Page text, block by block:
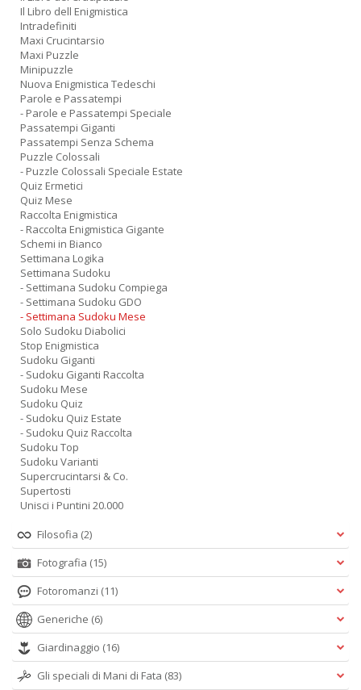
Il Libro dell Enigmistica
Intradefiniti
Maxi Crucintarsio
Maxi Puzzle
Minipuzzle
Nuova Enigmistica Tedeschi
Parole e Passatempi
- Parole e Passatempi Speciale
Passatempi Giganti
Passatempi Senza Schema
Puzzle Colossali
- Puzzle Colossali Speciale Estate
Quiz Ermetici
Quiz Mese
Raccolta Enigmistica
- Raccolta Enigmistica Gigante
Schemi in Bianco
Settimana Logika
Settimana Sudoku
- Settimana Sudoku Compiega
- Settimana Sudoku GDO
- Settimana Sudoku Mese
Solo Sudoku Diabolici
Stop Enigmistica
Sudoku Giganti
- Sudoku Giganti Raccolta
Sudoku Mese
Sudoku Quiz
- Sudoku Quiz Estate
- Sudoku Quiz Raccolta
Sudoku Top
Sudoku Varianti
Supercrucintarsi & Co.
Supertosti
Unisci i Puntini 20.000
Filosofia (2)
Fotografia (15)
Fotoromanzi (11)
Generiche (6)
Giardinaggio (16)
Gli speciali di Mani di Fata (83)